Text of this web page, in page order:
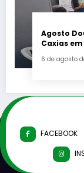
Agosto
Caxias
6 de agosto
FACEBOOK